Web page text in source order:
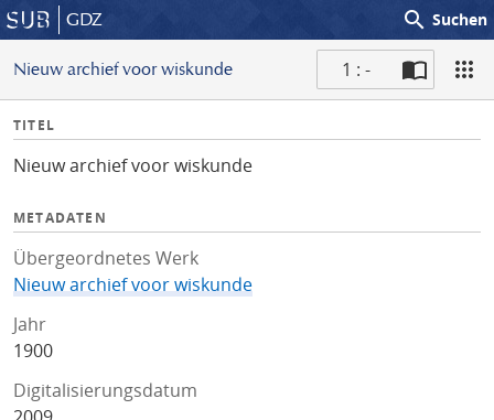
GDZ search Suchen
Nieuw archief voor wiskunde 1 : -
I
f
TITEL
Nieuw archief voor wiskunde
METADATEN
Übergeordnetes Werk
Nieuw archief voor wiskunde
Jahr
1900
Digitalisierungsdatum